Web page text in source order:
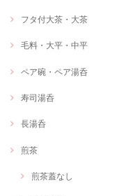
フタ付大茶・大茶
毛料・大平・中平
ペア碗・ペア湯呑
寿司湯呑
長湯呑
煎茶
煎茶蓋なし